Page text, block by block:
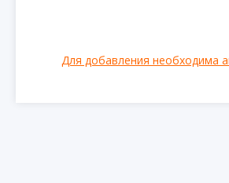
Для добавления необходима